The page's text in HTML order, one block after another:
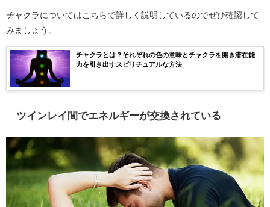
チャクラについてはこちらで詳しく説明しているのでぜひ確認して
みましょう。
チャクラとは？それぞれの色の意味とチャクラを開き潜在能
力を引き出すスピリチュアルな方法
ツインレイ間でエネルギーが交換されている